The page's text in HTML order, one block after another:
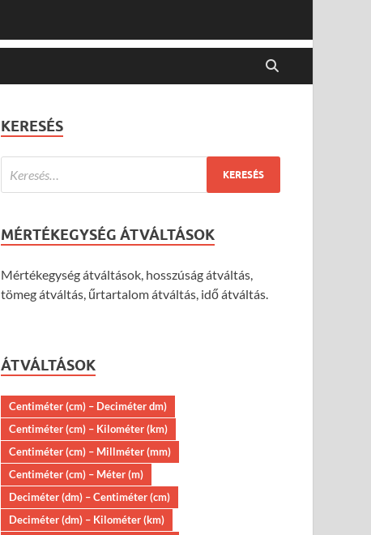
KERESÉS
MÉRTÉKEGYSÉG ÁTVÁLTÁSOK
Mértékegység átváltások, hosszúság átváltás,
tömeg átváltás, űrtartalom átváltás, idő átváltás.
ÁTVÁLTÁSOK
Centiméter (cm) – Deciméter dm)
Centiméter (cm) – Kilométer (km)
Centiméter (cm) – Millméter (mm)
Centiméter (cm) – Méter (m)
Deciméter (dm) – Centiméter (cm)
Deciméter (dm) – Kilométer (km)